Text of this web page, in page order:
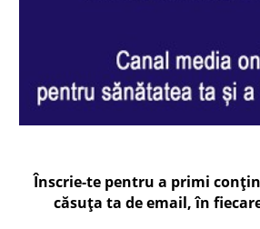
Înscrie-te pentru a primi
căsuța ta de email, în